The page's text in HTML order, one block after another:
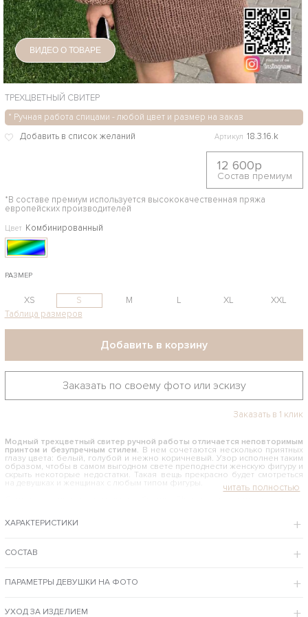
ВИДЕО О ТОВАРЕ
ТРЕХЦВЕТНЫЙ СВИТЕР
* Ручная работа спицами - любой цвет и размер на заказ
Артикул 18.3.16.k
12 600р
Состав премиум
*В составе премиум используется высококачественная пряжа
европейских производителей
Цвет Комбинированный
РАЗМЕР
XS S M L XL
XXL
Таблица размеров
Добавить в корзину
Заказать по своему фото или эскизу
Заказать в 1 клик
Модный трехцветный свитер ручной работы отличается неповторимым
принтом и безупречным стилем. В нем сочетаются несколько приятных
глазу цвета: белый, голубой и нежно коричневый. Узор исполнен таким
образом, чтобы в самом выгодном свете преподнести женскую фигуру и
скрыть некоторые недостатки. Такая вещь прекрасно будет смотреться
на девушках и женщинах с любым типом фигуры.
Изделия ручной работы всегда выгодно отличаются от штампованных
аналогов, подчеркивают ваш уникальный стиль и отличный вкус. Это
джинсами. Вы непременно будете смотреться в нем неотразимо.
регионы всей страны.
ХАРАКТЕРИСТИКИ
СОСТАВ
ПАРАМЕТРЫ ДЕВУШКИ НА ФОТО
УХОД ЗА ИЗДЕЛИЕМ